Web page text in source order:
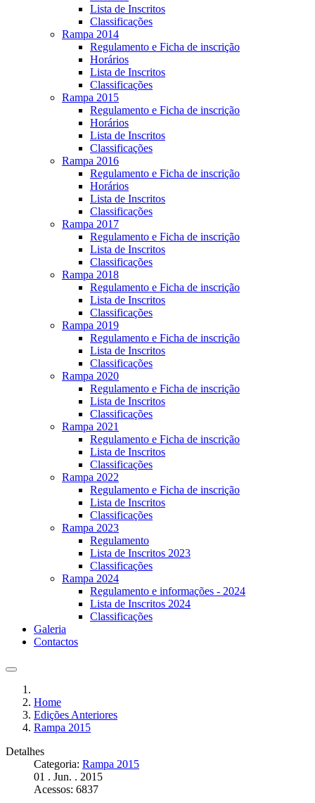
Lista de Inscritos
Classificações
Rampa 2014
Regulamento e Ficha de inscrição
Horários
Lista de Inscritos
Classificações
Rampa 2015
Regulamento e Ficha de inscrição
Horários
Lista de Inscritos
Classificações
Rampa 2016
Regulamento e Ficha de inscrição
Horários
Lista de Inscritos
Classificações
Rampa 2017
Regulamento e Ficha de inscrição
Lista de Inscritos
Classificações
Rampa 2018
Regulamento e Ficha de inscrição
Lista de Inscritos
Classificações
Rampa 2019
Regulamento e Ficha de inscrição
Lista de Inscritos
Classificações
Rampa 2020
Regulamento e Ficha de inscrição
Lista de Inscritos
Classificações
Rampa 2021
Regulamento e Ficha de inscrição
Lista de Inscritos
Classificações
Rampa 2022
Regulamento e Ficha de inscrição
Lista de Inscritos
Classificações
Rampa 2023
Regulamento
Lista de Inscritos 2023
Classificações
Rampa 2024
Regulamento e informações - 2024
Lista de Inscritos 2024
Classificações
Galeria
Contactos
Home
Edições Anteriores
Rampa 2015
Detalhes
Categoria: Rampa 2015
01 . Jun. . 2015
Acessos: 6837